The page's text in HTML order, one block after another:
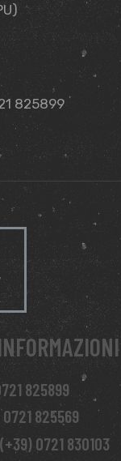
825899
825899
0721 825569
0721 830103